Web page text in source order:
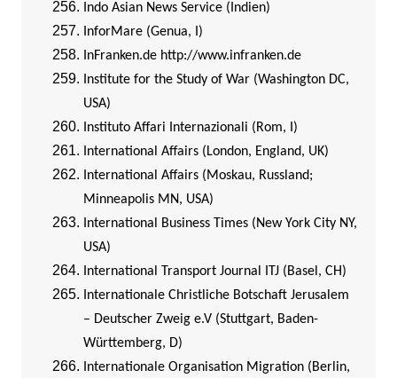
Indo Asian News Service (Indien)
InforMare (Genua, I)
InFranken.de http://www.infranken.de
Institute for the Study of War (Washington DC,
USA)
Instituto Affari Internazionali (Rom, I)
International Affairs (London, England, UK)
International Affairs (Moskau, Russland;
Minneapolis MN, USA)
International Business Times (New York City NY,
USA)
International Transport Journal ITJ (Basel, CH)
Internationale Christliche Botschaft Jerusalem
– Deutscher Zweig e.V (Stuttgart, Baden-
Württemberg, D)
Internationale Organisation Migration (Berlin,